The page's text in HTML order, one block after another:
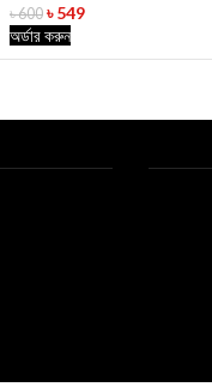
৳600 ৳549
অর্ডার করুন